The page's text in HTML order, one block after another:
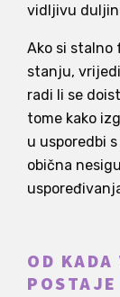
vidljivu
Ako si stalno
stanju,
radi li se
tome kako
u usporedbi
obična
OD